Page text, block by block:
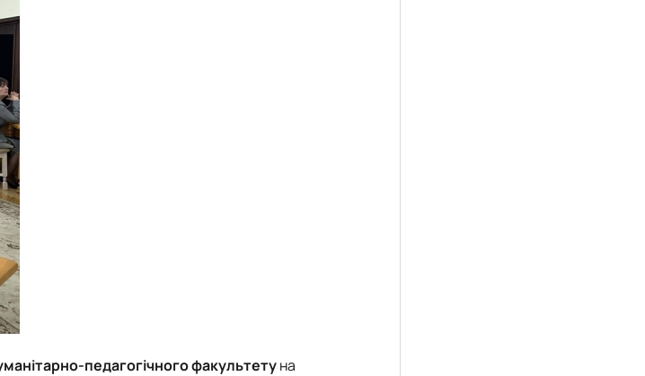
педагогічного факультетуна